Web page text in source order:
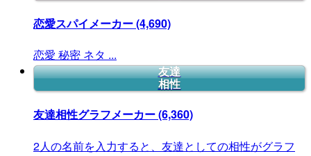
恋愛スパイメーカー(4,690)
恋愛 秘密 ネタ ...
友達
相性
友達相性グラフメーカー(6,360)
2人の名前を入力すると、友達としての相性がグラフ